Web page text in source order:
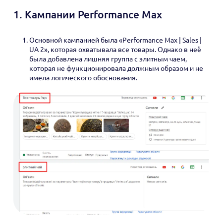
1. Кампании Performance Max
Основной кампанией была «Performance Max | Sales |
UA 2», которая охватывала все товары. Однако в неё
была добавлена лишняя группа с элитным чаем,
которая не функционировала должным образом и не
имела логического обоснования.